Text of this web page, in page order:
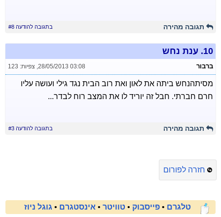
תגובה מהירה בתגובה להודעה #8
10. ענת נחש
ברבור 28/05/2013 03:08
, צפיות: 123
מסיתהנחש ביתה את לאון ואת רוב הבית נגד גילי ועושה עליו
חרם חברתי. חבל זה יוריד לו את המצב רוח לבדר...
תגובה מהירה בתגובה להודעה #3
חזרה לפורום
טלגרם • פייסבוק • טוויטר • אינסטגרם • גוגל ניוז